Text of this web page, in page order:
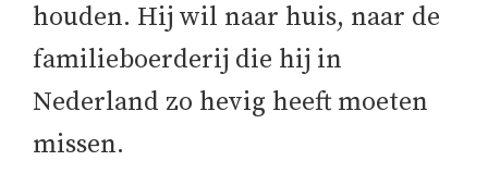
houden. Hij wil naar huis, naar de
familieboerderij die hij in
Nederland zo hevig heeft moeten
missen.